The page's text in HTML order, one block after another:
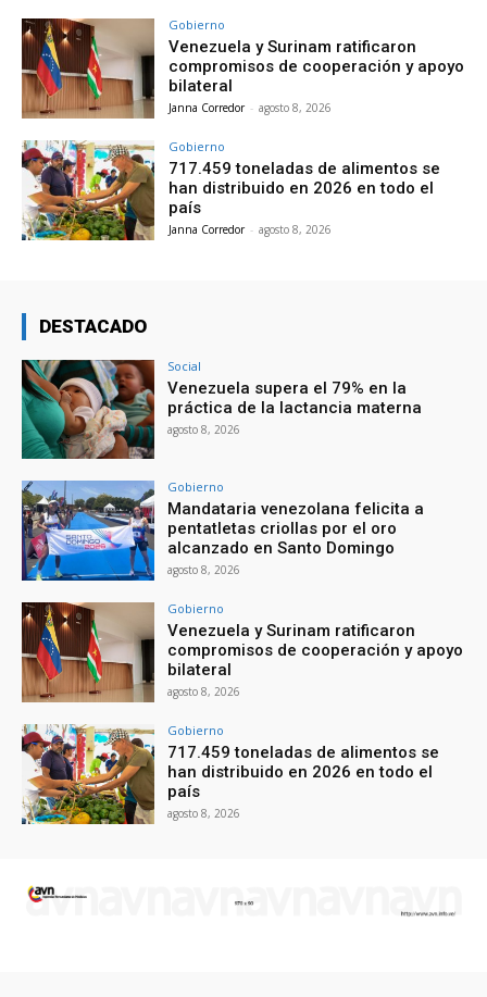
Gobierno
Venezuela y Surinam ratificaron
compromisos de cooperación y apoyo
bilateral
Janna Corredor - agosto 8, 2026
Gobierno
717.459 toneladas de alimentos se
han distribuido en 2026 en todo el
país
Janna Corredor - agosto 8, 2026
DESTACADO
Social
Venezuela supera el 79% en la
práctica de la lactancia materna
agosto 8, 2026
Gobierno
Mandataria venezolana felicita a
pentatletas criollas por el oro
alcanzado en Santo Domingo
agosto 8, 2026
Gobierno
Venezuela y Surinam ratificaron
compromisos de cooperación y apoyo
bilateral
agosto 8, 2026
Gobierno
717.459 toneladas de alimentos se
han distribuido en 2026 en todo el
país
agosto 8, 2026